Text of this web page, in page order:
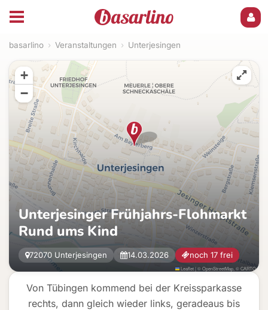
basarlino › Veranstaltungen › Unterjesingen
Von Tübingen kommend bei der Kreissparkasse
rechts, dann gleich wieder links, geradeaus bis
Unterjesinger Frühjahrs-Flohmarkt
Rund ums Kind
72070 Unterjesingen 14.03.2026 noch 17 frei
+
−
Leaflet|©OpenStreetMap , ©CARTO